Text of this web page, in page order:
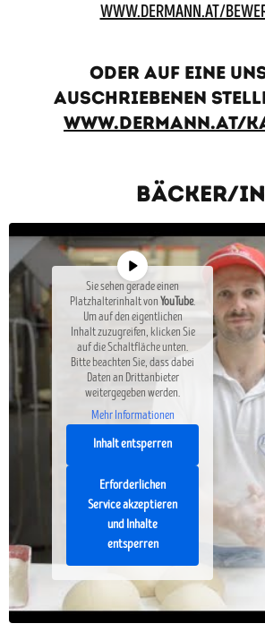
WWW.DERMANN.AT/
oder auf eine
auschriebenen
www.dermann.at/
Bäcker/In
Sie sehen gerade einen
Platzhalterinhalt von YouTube.
Um auf den eigentlichen
Inhalt zuzugreifen, klicken Sie
auf die Schaltfläche unten.
Bitte beachten Sie, dass dabei
Daten an Drittanbieter
weitergegeben werden.
Mehr Informationen
Inhalt entsperren
Erforderlichen
Service akzeptieren
und Inhalte
entsperren